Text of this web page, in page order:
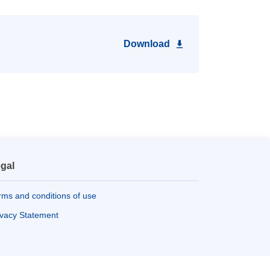
Download
and conditions of use
Statement